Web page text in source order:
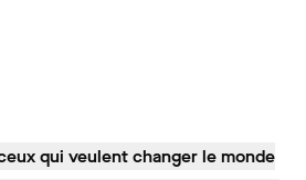
qui veulent changer le monde